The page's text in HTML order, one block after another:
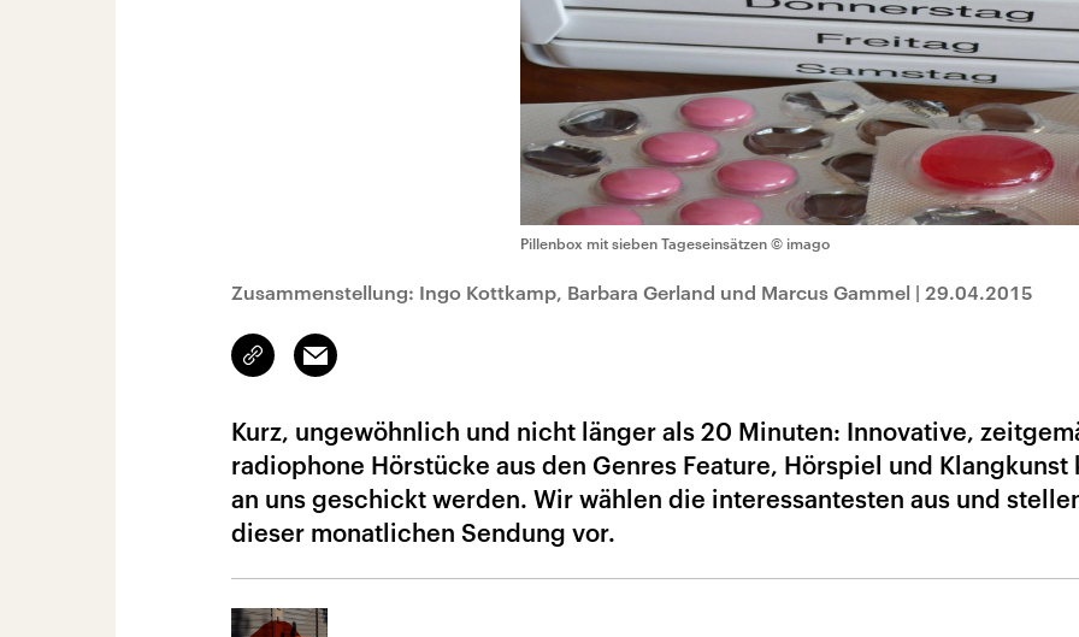
Pillenbox mit sieben Tageseinsätzen © imago
Zusammenstellung: Ingo Kottkamp, Barbara Gerland und Marcus Gammel | 29.04.2015
Link
kopieren/teilen
Email
Kurz, ungewöhnlich und nicht länger als 20 Minuten: Innovative,
radiophone Hörstücke aus den Genres Feature, Hörspiel und Klangkunst
an uns geschickt werden. Wir wählen die interessantesten aus und
dieser monatlichen Sendung vor.